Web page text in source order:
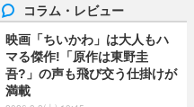
コラム・レビュー
映画「ちいかわ」は大人もハ
マる傑作!「原作は東野圭
吾?」の声も飛び交う仕掛けが
満載